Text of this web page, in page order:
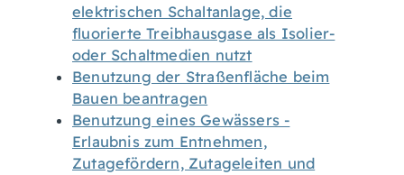
elektrischen Schaltanlage, die
fluorierte Treibhausgase als Isolier-
oder Schaltmedien nutzt
Benutzung der Straßenfläche beim
Bauen beantragen
Benutzung eines Gewässers -
Erlaubnis zum Entnehmen,
Zutagefördern, Zutageleiten und